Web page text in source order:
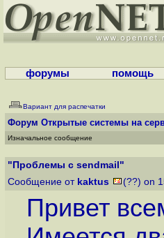
форумы помощь
Вариант для распечатки
Форум Открытые системы на
Изначальное сообщение
"Проблемы с sendmail"
Сообщение от kaktus (??) on
Привет